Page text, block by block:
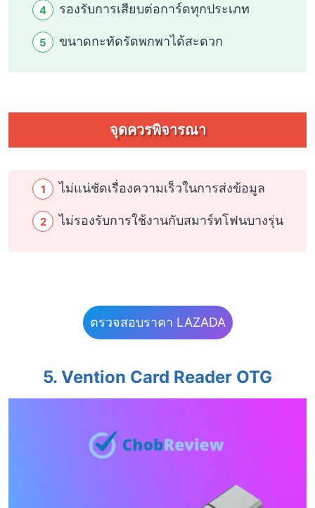
รองรับการเสียบต่อการ์ดทุกประเภท
ขนาดกะทัดรัดพกพาได้สะดวก
จุดควรพิจารณา
ไม่แน่ชัดเรื่องความเร็วในการส่งข้อมูล
ไม่รองรับการใช้งานกับสมาร์ทโฟนบางรุ่น
ตรวจสอบราคา LAZADA
5. Vention Card Reader OTG